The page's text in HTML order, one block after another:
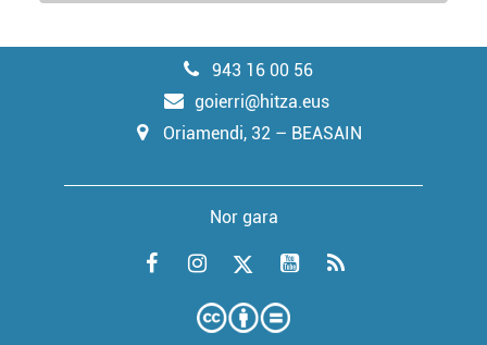
943 16 00 56
goierri@hitza.eus
Oriamendi, 32 – BEASAIN
Nor gara